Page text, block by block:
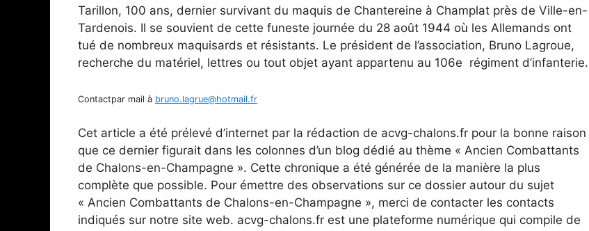
Tarillon, 100 ans, dernier survivant du maquis de Chantereine à Champlat près de Ville-en-
Tardenois. Il se souvient de cette funeste journée du 28 août 1944 où les Allemands ont
tué de nombreux maquisards et résistants. Le président de l’association, Bruno Lagroue,
recherche du matériel, lettres ou tout objet ayant appartenu au 106e régiment d’infanterie.
Contactpar mail à bruno.lagrue@hotmail.fr
Cet article a été prélevé d’internet par la rédaction de acvg-chalons.fr pour la bonne raison
que ce dernier figurait dans les colonnes d’un blog dédié au thème « Ancien Combattants
de Chalons-en-Champagne ». Cette chronique a été générée de la manière la plus
complète que possible. Pour émettre des observations sur ce dossier autour du sujet
« Ancien Combattants de Chalons-en-Champagne », merci de contacter les contacts
indiqués sur notre site web. acvg-chalons.fr est une plateforme numérique qui compile de